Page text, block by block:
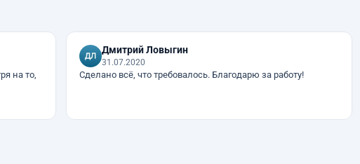
Дмитрий Ловыгин
31.07.2020
Сделано всё, что требовалось. Благодарю за работу!